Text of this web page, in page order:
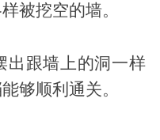
被挖空的墙。
出跟墙上的洞一样
够顺利通关。